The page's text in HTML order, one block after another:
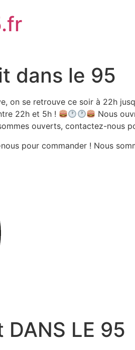
dans le 95
on se retrouve ce soir à 22h
22h et 5h !
Nous
ouverts, contactez-nous
pour commander ! Nous
LE 95